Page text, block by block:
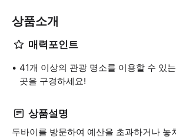
상품소개
매력포인트
41개 이상의 관광 명소를 이용할 수 있
곳을 구경하세요!
상품설명
두바이를 방문하여 예산을 초과하거나 놓